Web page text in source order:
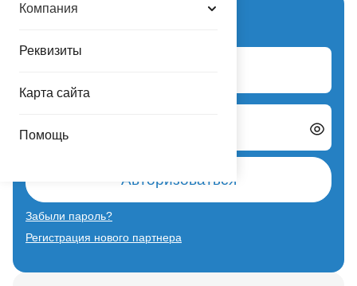
Компания
Реквизиты
Карта сайта
Помощь
Вход для партнеров
Авторизоваться
Забыли пароль?
Регистрация нового партнера